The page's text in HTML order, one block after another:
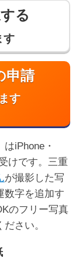
る
す
申請
す
iPhone・
けです。三重
が撮影した写
数字を追加す
のフリー写真
さい。